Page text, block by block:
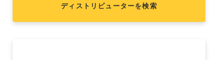
ディストリビューターを検索